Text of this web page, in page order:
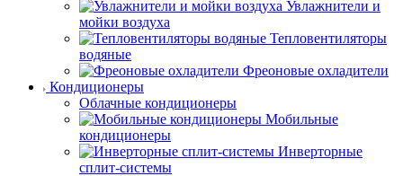
Увлажнители и
мойки воздуха
Тепловентиляторы
водяные
Фреоновые охладители
Кондиционеры
Облачные кондиционеры
Мобильные
кондиционеры
Инверторные
сплит-системы